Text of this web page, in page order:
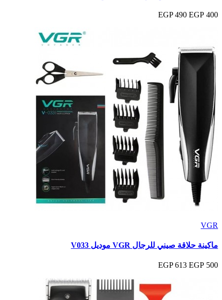
400 EGP
490 EGP
VGR
ماكينة حلاقة صيني للرجال VGR موديل V033
500 EGP
613 EGP